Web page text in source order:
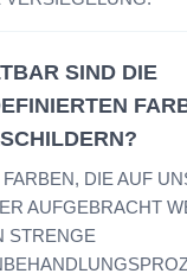
SIND DIE
FARBEN, DIE AUF
AUFGEBRACHT
STRENGE